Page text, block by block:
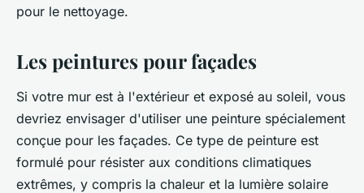
pour le nettoyage.
Les peintures pour façades
Si votre mur est à l'extérieur et exposé au soleil, vous
devriez envisager d'utiliser une peinture spécialement
conçue pour les façades. Ce type de peinture est
formulé pour résister aux conditions climatiques
extrêmes, y compris la chaleur et la lumière solaire